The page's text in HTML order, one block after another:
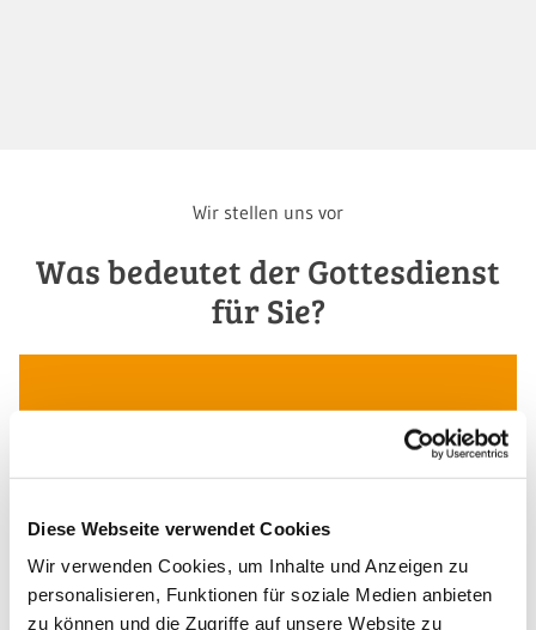
Diese Webseite verwendet Cookies
Wir verwenden Cookies, um Inhalte und Anzeigen zu
personalisieren, Funktionen für soziale Medien anbieten
zu können und die Zugriffe auf unsere Website zu
Wir stellen uns vor
Was bedeutet der Gottesdienst
für Sie?